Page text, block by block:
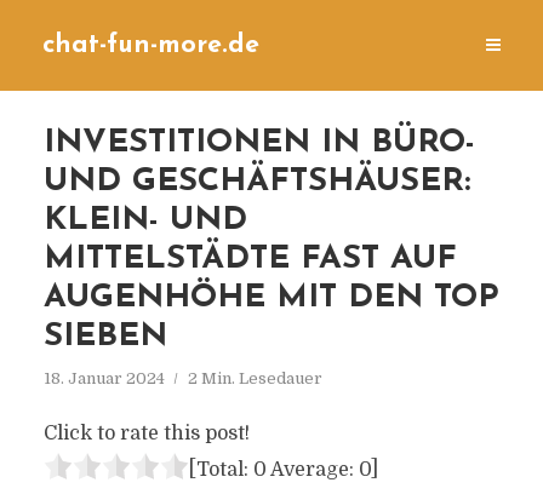
chat-fun-more.de
INVESTITIONEN IN BÜRO-
UND GESCHÄFTSHÄUSER:
KLEIN- UND
MITTELSTÄDTE FAST AUF
AUGENHÖHE MIT DEN TOP
SIEBEN
18. Januar 2024 2 Min. Lesedauer
Click to rate this post!
[Total: 0 Average: 0]